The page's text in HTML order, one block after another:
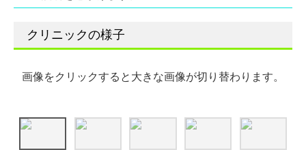
クリニックの様子
画像をクリックすると大きな画像が切り替わります。